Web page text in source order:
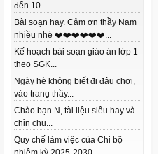
đến 10...
Bài soạn hay. Cảm ơn thầy Nam
nhiều nhé ❤️❤️❤️❤️❤️❤️...
Kế hoạch bài soạn giáo án lớp 1
theo SGK...
Ngày hè không biết đi đâu chơi,
vào trang thầy...
Chào bạn N, tài liệu siêu hay và
chỉn chu...
Quy chế làm việc của Chi bộ